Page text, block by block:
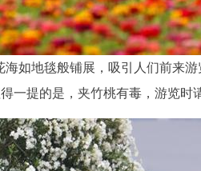
如地毯般铺展，吸引人们前来
一提的是，夹竹桃有毒，游览时